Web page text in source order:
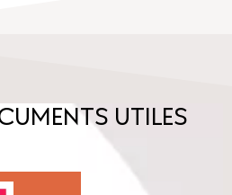
UTILES